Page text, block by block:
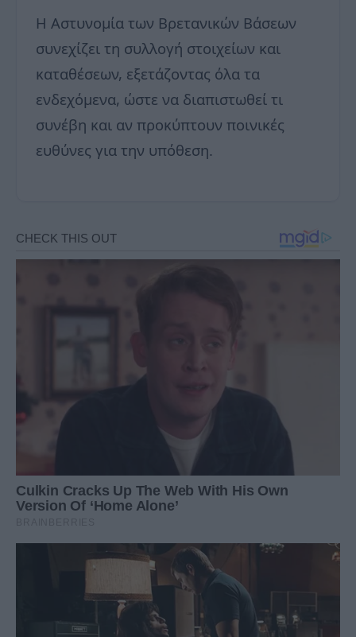
Η Αστυνομία των Βρετανικών Βάσεων
συνεχίζει τη συλλογή στοιχείων και
καταθέσεων, εξετάζοντας όλα τα
ενδεχόμενα, ώστε να διαπιστωθεί τι
συνέβη και αν προκύπτουν ποινικές
ευθύνες για την υπόθεση.